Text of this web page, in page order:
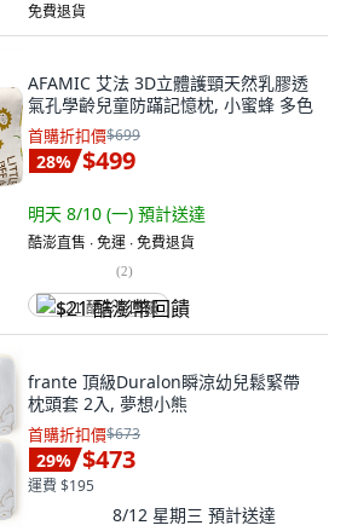
免費退貨
AFAMIC 艾法 3D立體護頸天然乳膠透
氣孔學齡兒童防蹣記憶枕, 小蜜蜂 多色
首購折扣價$699
28% $499
明天 8/10 (一) 預計送達
酷澎直售 ∙ 免運 ∙ 免費退貨
(2)
$21 酷澎幣回饋
frante 頂級Duralon瞬涼幼兒鬆緊帶
枕頭套 2入, 夢想小熊
首購折扣價$673
29% $473
運費 $195
8/12 星期三 預計送達